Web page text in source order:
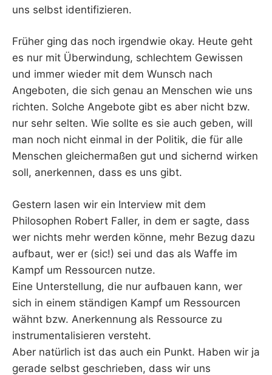
uns selbst identifizieren.
Früher ging das noch irgendwie okay. Heute geht
es nur mit Überwindung, schlechtem Gewissen
und immer wieder mit dem Wunsch nach
Angeboten, die sich genau an Menschen wie uns
richten. Solche Angebote gibt es aber nicht bzw.
nur sehr selten. Wie sollte es sie auch geben, will
man noch nicht einmal in der Politik, die für alle
Menschen gleichermaßen gut und sichernd wirken
soll, anerkennen, dass es uns gibt.
Gestern lasen wir ein Interview mit dem
Philosophen Robert Faller, in dem er sagte, dass
wer nichts mehr werden könne, mehr Bezug dazu
aufbaut, wer er (sic!) sei und das als Waffe im
Kampf um Ressourcen nutze.
Eine Unterstellung, die nur aufbauen kann, wer
sich in einem ständigen Kampf um Ressourcen
wähnt bzw. Anerkennung als Ressource zu
instrumentalisieren versteht.
Aber natürlich ist das auch ein Punkt. Haben wir ja
gerade selbst geschrieben, dass wir uns